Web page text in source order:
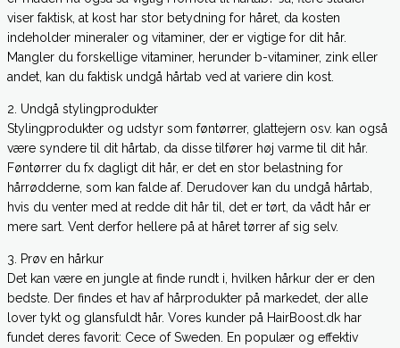
viser faktisk, at kost har stor betydning for håret, da kosten
indeholder mineraler og vitaminer, der er vigtige for dit hår.
Mangler du forskellige vitaminer, herunder b-vitaminer, zink eller
andet, kan du faktisk undgå hårtab ved at variere din kost.
2. Undgå stylingprodukter
Stylingprodukter og udstyr som føntørrer, glattejern osv. kan også
være syndere til dit hårtab, da disse tilfører høj varme til dit hår.
Føntørrer du fx dagligt dit hår, er det en stor belastning for
hårrødderne, som kan falde af. Derudover kan du undgå hårtab,
hvis du venter med at redde dit hår til, det er tørt, da vådt hår er
mere sart. Vent derfor hellere på at håret tørrer af sig selv.
3. Prøv en hårkur
Det kan være en jungle at finde rundt i, hvilken hårkur der er den
bedste. Der findes et hav af hårprodukter på markedet, der alle
lover tykt og glansfuldt hår. Vores kunder på HairBoost.dk har
fundet deres favorit: Cece of Sweden. En populær og effektiv